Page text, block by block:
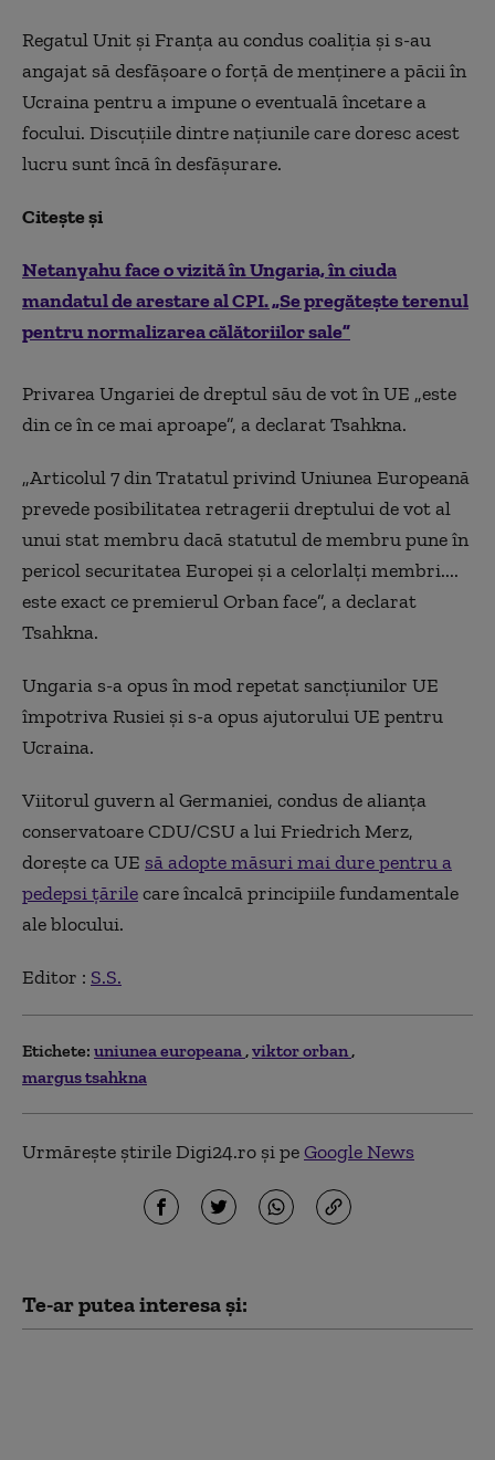
Regatul Unit și Franța au condus coaliția și s-au
angajat să desfășoare o forță de menținere a păcii în
Ucraina pentru a impune o eventuală încetare a
focului. Discuțiile dintre națiunile care doresc acest
lucru sunt încă în desfășurare.
Citește și
Netanyahu face o vizită în Ungaria, în ciuda
mandatul de arestare al CPI. „Se pregăteşte terenul
pentru normalizarea călătoriilor sale”
Privarea Ungariei de dreptul său de vot în UE „este
din ce în ce mai aproape”, a declarat Tsahkna.
„Articolul 7 din Tratatul privind Uniunea Europeană
prevede posibilitatea retragerii dreptului de vot al
unui stat membru dacă statutul de membru pune în
pericol securitatea Europei și a celorlalți membri....
este exact ce premierul Orban face”, a declarat
Tsahkna.
Ungaria s-a opus în mod repetat sancțiunilor UE
împotriva Rusiei și s-a opus ajutorului UE pentru
Ucraina.
Viitorul guvern al Germaniei, condus de alianța
conservatoare CDU/CSU a lui Friedrich Merz,
dorește ca UE să adopte măsuri mai dure pentru a
pedepsi țărilecare încalcă principiile fundamentale
ale blocului.
Editor : S.S.
Etichete: uniunea europeana viktor orban
margus tsahkna
Urmărește știrile Digi24.ro și peGoogle News
Te-ar putea interesa și: